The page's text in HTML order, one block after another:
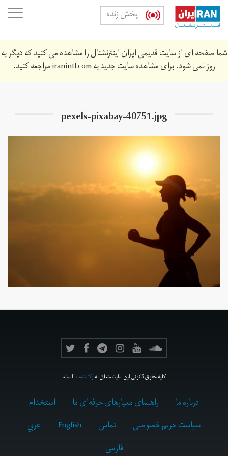
Skip
main
content
پخش زنده
شما صفحه ای از سایت قدیمی ایران اینترنشنال را مشاهده می کنید که دیگر به
روز نمی شود. برای مشاهده سایت جدید بهiranintl.comمراجعه کنید.
pexels-pixabay-40751.jpg
کلیه حقوق قانونی این سایت متعلق بهولانت‌مدیااست.
درباره ما راهنمای معیارهای حرفه‌ای ما
استخدام
سیاست حریم خصوصی
تماس English
عربي
فارسى